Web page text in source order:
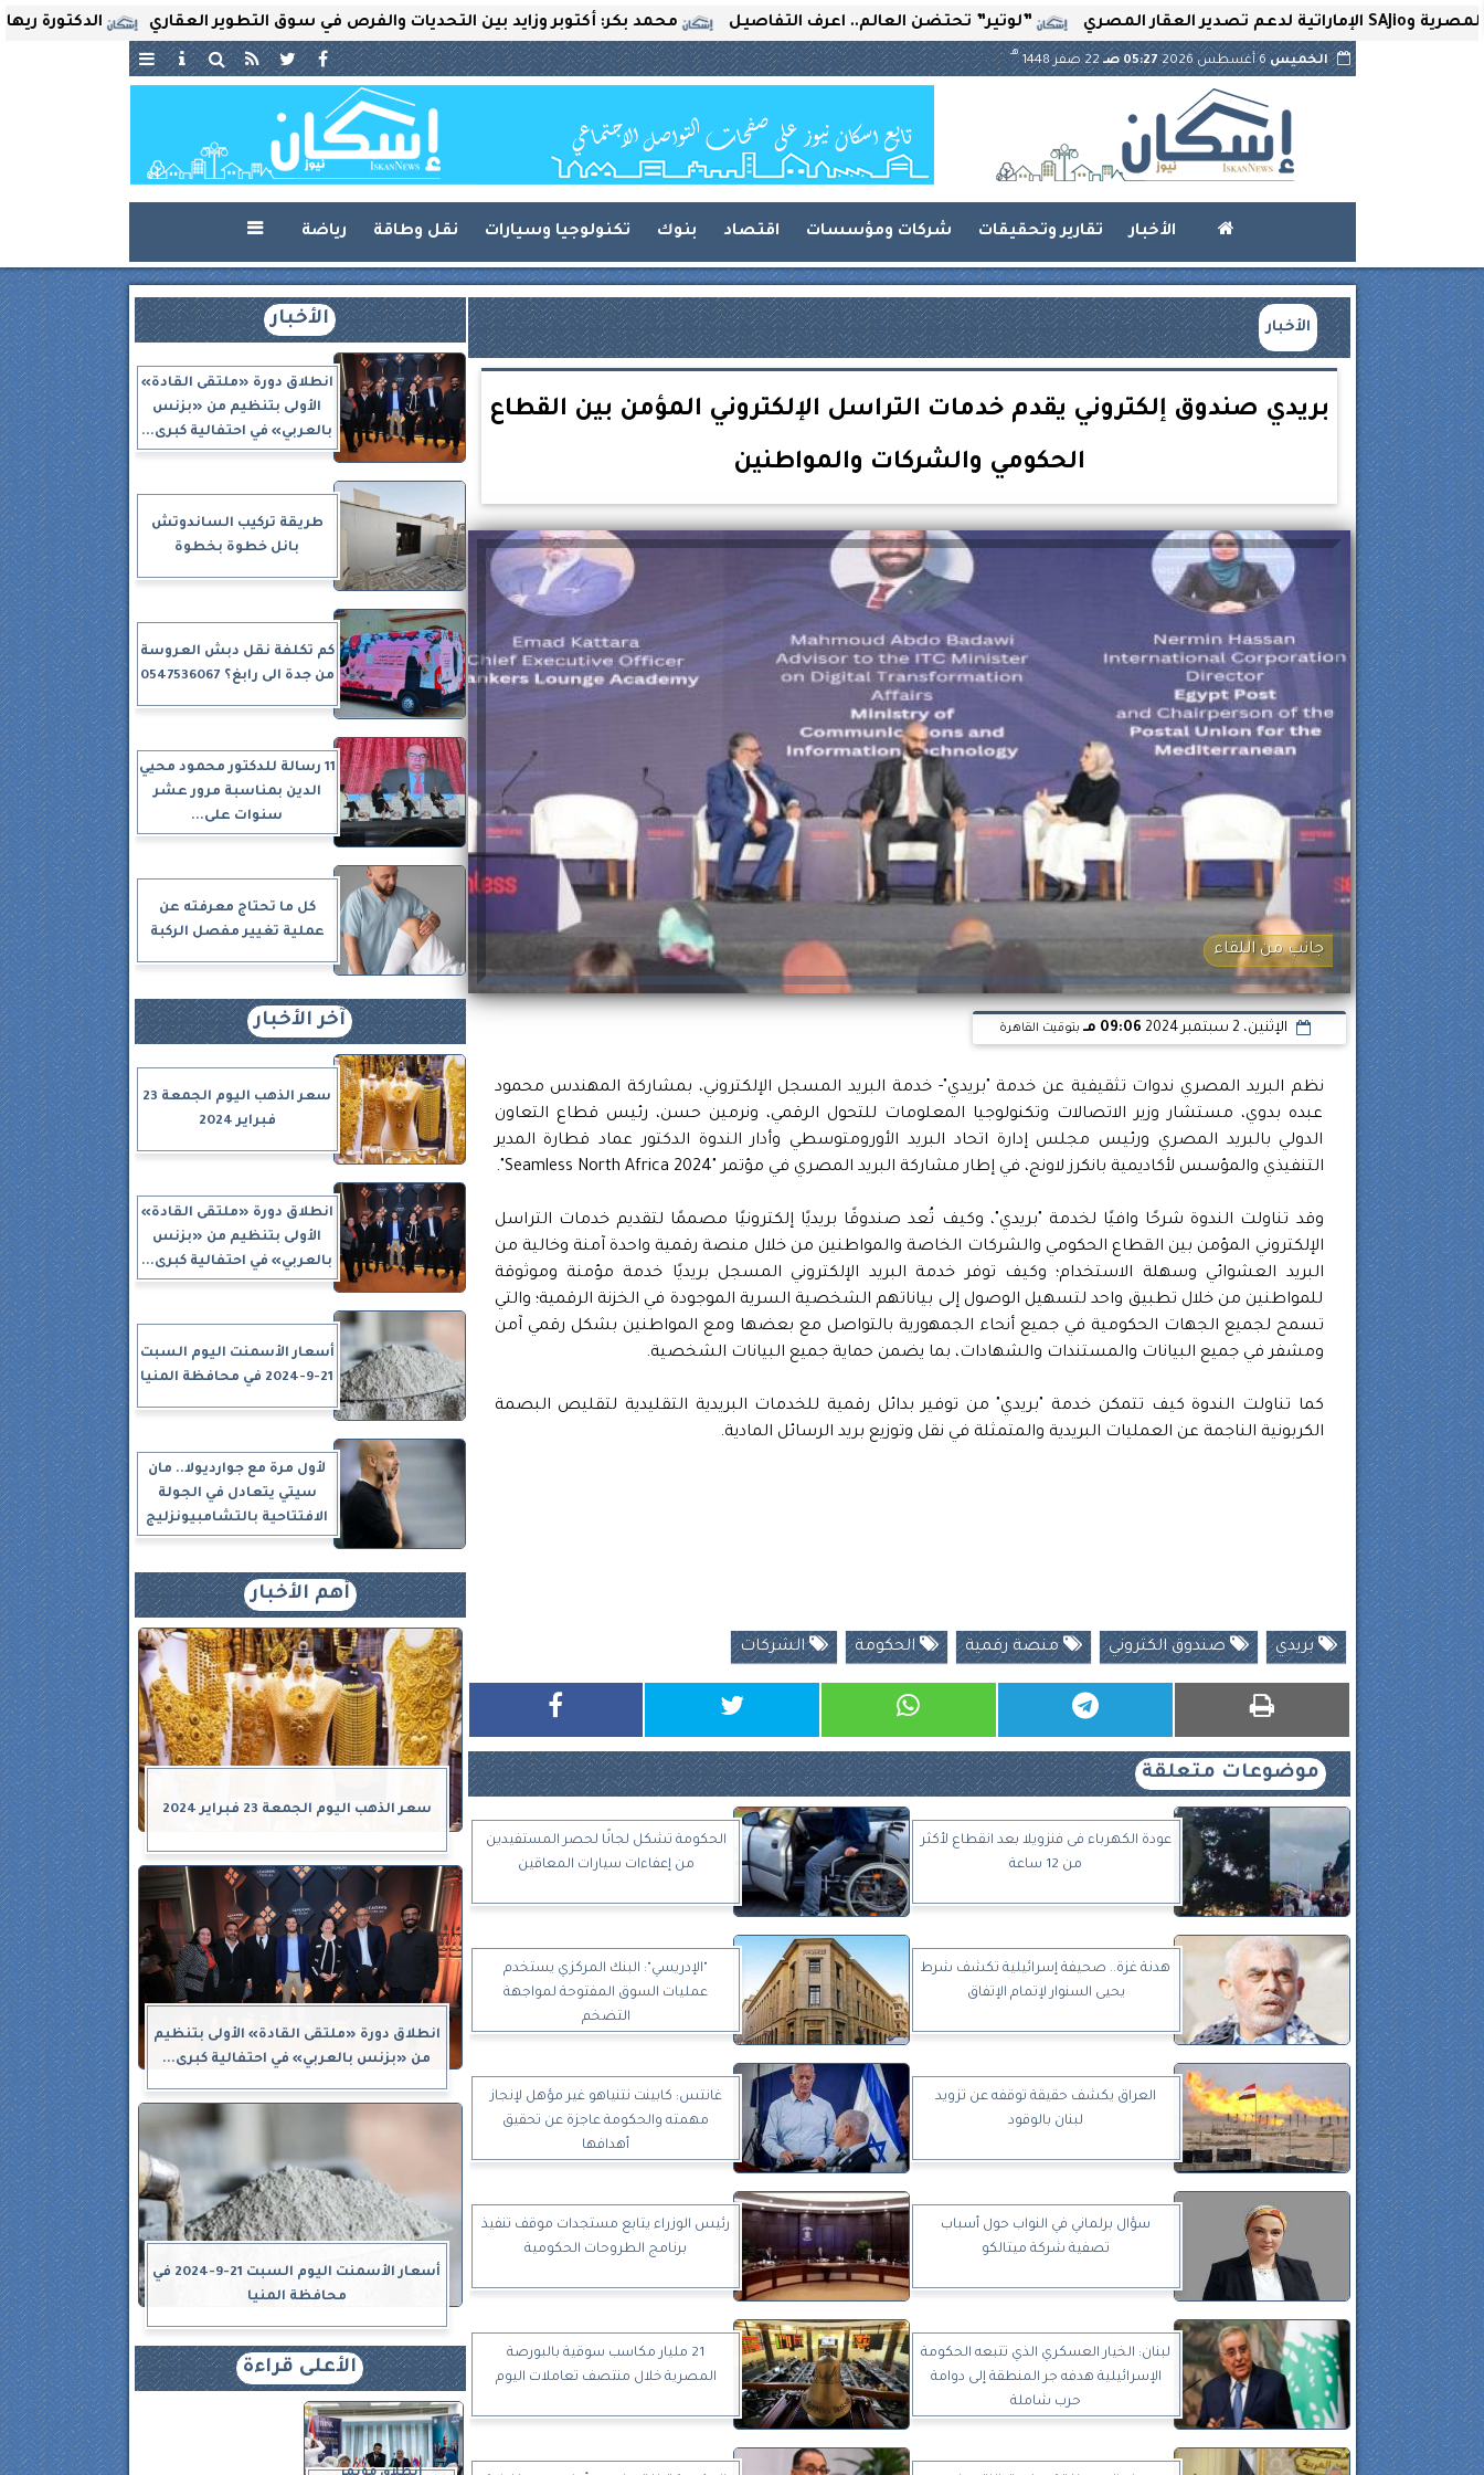
الدكتورة ريهام ثروت محمد بكر: أكتوبر وزايد بين التحديات والفرص في سوق التطوير العقاري ”لوتير” تحتضن العالم.. اعرف التفاصيل
الخميس6 أغسطس 2026 05:27 صـ 22 صفر 1448
هـ
الأخبار تقارير وتحقيقات شركات ومؤسسات اقتصاد بنوك تكنولوجيا وسيارات نقل وطاقة رياضة 
الأخبار
بريدي صندوق إلكتروني يقدم خدمات التراسل الإلكتروني المؤمن بين القطاع
الحكومي والشركات والمواطنين
جانب من اللقاء
الإثنين، 2 سبتمبر 2024 09:06 مـ بتوقيت القاهرة
نظم البريد المصري ندوات تثقيفية عن خدمة "بريدي"- خدمة البريد المسجل الإلكتروني، بمشاركة المهندس محمود
عبده بدوي، مستشار وزير الاتصالات وتكنولوجيا المعلومات للتحول الرقمي، ونرمين حسن، رئيس قطاع التعاون
الدولي بالبريد المصري ورئيس مجلس إدارة اتحاد البريد الأورومتوسطي وأدار الندوة الدكتور عماد قطارة المدير
التنفيذي والمؤسس لأكاديمية بانكرز لاونج، في إطار مشاركة البريد المصري في مؤتمر "Seamless North Africa 2024".
وقد تناولت الندوة شرحًا وافيًا لخدمة "بريدي"، وكيف تُعد صندوقًا بريديًا إلكترونيًا مصممًا لتقديم خدمات التراسل
الإلكتروني المؤمن بين القطاع الحكومي والشركات الخاصة والمواطنين من خلال منصة رقمية واحدة آمنة وخالية من
البريد العشوائي وسهلة الاستخدام؛ وكيف توفر خدمة البريد الإلكتروني المسجل بريديًا خدمة مؤمنة وموثوقة
للمواطنين من خلال تطبيق واحد لتسهيل الوصول إلى بياناتهم الشخصية السرية الموجودة في الخزنة الرقمية؛ والتي
تسمح لجميع الجهات الحكومية في جميع أنحاء الجمهورية بالتواصل مع بعضها ومع المواطنين بشكل رقمي آمن
ومشفر في جميع البيانات والمستندات والشهادات، بما يضمن حماية جميع البيانات الشخصية.
كما تناولت الندوة كيف تتمكن خدمة "بريدي" من توفير بدائل رقمية للخدمات البريدية التقليدية لتقليص البصمة
الكربونية الناجمة عن العمليات البريدية والمتمثلة في نقل وتوزيع بريد الرسائل المادية.
بريدي صندوق الكتروني منصة رقمية الحكومة الشركات
موضوعات متعلقة
عودة الكهرباء فى فنزويلا بعد انقطاع لأكثر
من 12 ساعة
الحكومة تشكل لجانًا لحصر المستفيدين
من إعفاءات سيارات المعاقين
هدنة غزة.. صحيفة إسرائيلية تكشف شرط
يحيى السنوار لإتمام الإتفاق
"الإدريسي": البنك المركزي يستخدم
عمليات السوق المفتوحة لمواجهة
التضخم
العراق يكشف حقيقة توقفه عن تزويد
لبنان بالوقود
غانتس: كابينت نتنياهو غير مؤهل لإنجاز
مهمته والحكومة عاجزة عن تحقيق
أهدافها
سؤال برلماني في النواب حول أسباب
تصفية شركة ميتالكو
رئيس الوزراء يتابع مستجدات موقف تنفيذ
برنامج الطروحات الحكومية
لبنان: الخيار العسكري الذي تتبعه الحكومة
الإسرائيلية هدفه جر المنطقة إلى دوامة
حرب شاملة
21 مليار مكاسب سوقية بالبورصة
المصرية خلال منتصف تعاملات اليوم
الأخبار
انطلاق دورة «ملتقى القادة»
الأولى بتنظيم من «بزنس
بالعربي» في احتفالية كبرى...
طريقة تركيب الساندوتش
بانل خطوة بخطوة
كم تكلفة نقل دبش العروسة
من جدة الى رابغ؟ 0547536067
11 رسالة للدكتور محمود محيي
الدين بمناسبة مرور عشر
سنوات على...
كل ما تحتاج معرفته عن
عملية تغيير مفصل الركبة
آخر الأخبار
سعر الذهب اليوم الجمعة 23
فبراير 2024
انطلاق دورة «ملتقى القادة»
الأولى بتنظيم من «بزنس
بالعربي» في احتفالية كبرى...
أسعار الأسمنت اليوم السبت
21-9-2024 في محافظة المنيا
لأول مرة مع جوارديولا.. مان
سيتي يتعادل في الجولة
الافتتاحية بالتشامبيونزليج
أهم الأخبار
سعر الذهب اليوم الجمعة 23 فبراير 2024
انطلاق دورة «ملتقى القادة» الأولى بتنظيم
من «بزنس بالعربي» في احتفالية كبرى...
أسعار الأسمنت اليوم السبت 21-9-2024 في
محافظة المنيا
الأعلى قراءة
انطلاق مؤتمر